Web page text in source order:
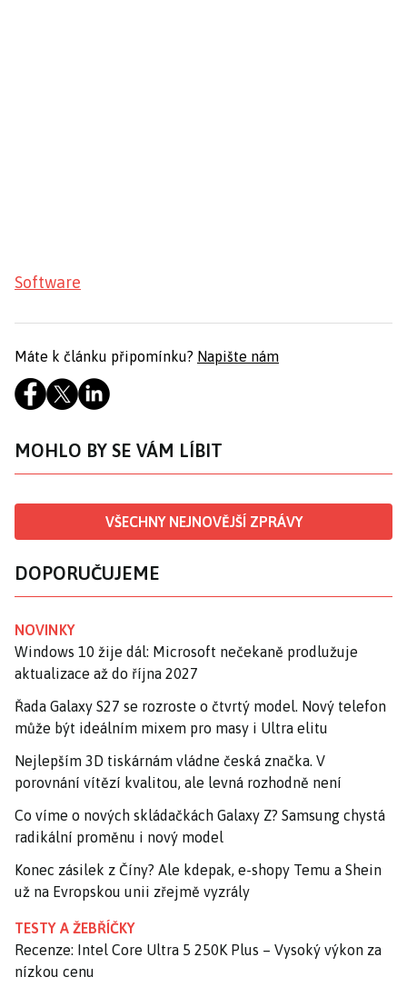
Software
Máte k článku připomínku? Napište nám
MOHLO BY SE VÁM LÍBIT
VŠECHNY NEJNOVĚJŠÍ ZPRÁVY
DOPORUČUJEME
NOVINKY
Windows 10 žije dál: Microsoft nečekaně prodlužuje
aktualizace až do října 2027
Řada Galaxy S27 se rozroste o čtvrtý model. Nový telefon
může být ideálním mixem pro masy i Ultra elitu
Nejlepším 3D tiskárnám vládne česká značka. V
porovnání vítězí kvalitou, ale levná rozhodně není
Co víme o nových skládačkách Galaxy Z? Samsung chystá
radikální proměnu i nový model
Konec zásilek z Číny? Ale kdepak, e-shopy Temu a Shein
už na Evropskou unii zřejmě vyzrály
TESTY A ŽEBŘÍČKY
Recenze: Intel Core Ultra 5 250K Plus – Vysoký výkon za
nízkou cenu